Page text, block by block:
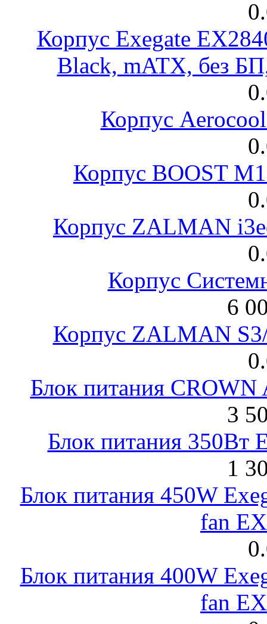
Корпус Exegate
Black, mATX, без
Корпус
Корпус BOOST
Корпус ZALMAN
Корпус
6
Корпус ZALMAN
Блок питания
3
Блок питания 350Вт
1
Блок питания 450W
fan
Блок питания 400W
fan